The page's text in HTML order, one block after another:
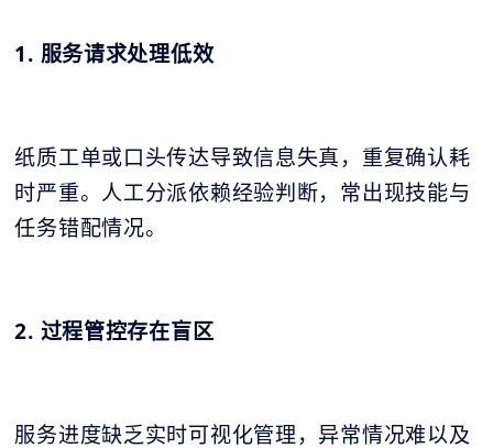
1. 服务请求处理低效
纸质工单或口头传达导致信息失真，重复确认耗
时严重。人工分派依赖经验判断，常出现技能与
任务错配情况。
2. 过程管控存在盲区
服务进度缺乏实时可视化管理，异常情况难以及